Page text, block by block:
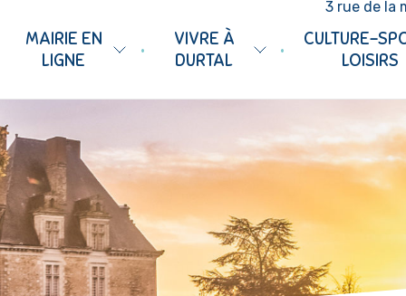
3 rue de la
MAIRIE EN
LIGNE
•
VIVRE À
DURTAL
•
CULTURE-
LOISIRS